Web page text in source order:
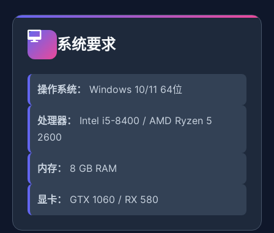
系统要求
操作系统： Windows 10/11 64位
处理器：
Intel i5-8400 / AMD Ryzen 5
2600
内存： 8 GB RAM
显卡： GTX 1060 / RX 580